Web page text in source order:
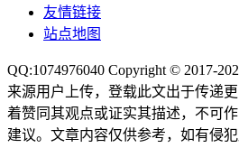
友情链接
站点地图
QQ:1074976040 Copyright © 2017-
来源用户上传，登载此文出于传递
着赞同其观点或证实其描述，不可
建议。文章内容仅供参考，如有侵